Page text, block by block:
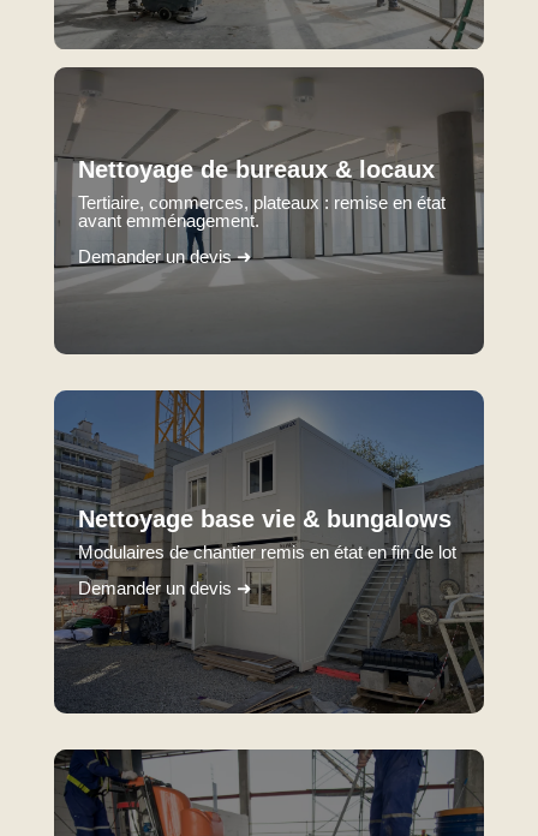
Nettoyage de bureaux & locaux
Tertiaire, commerces, plateaux : remise en état
avant emménagement.
Demander un devis ➜
Nettoyage base vie & bungalows
Modulaires de chantier remis en état en fin de lot
Demander un devis ➜